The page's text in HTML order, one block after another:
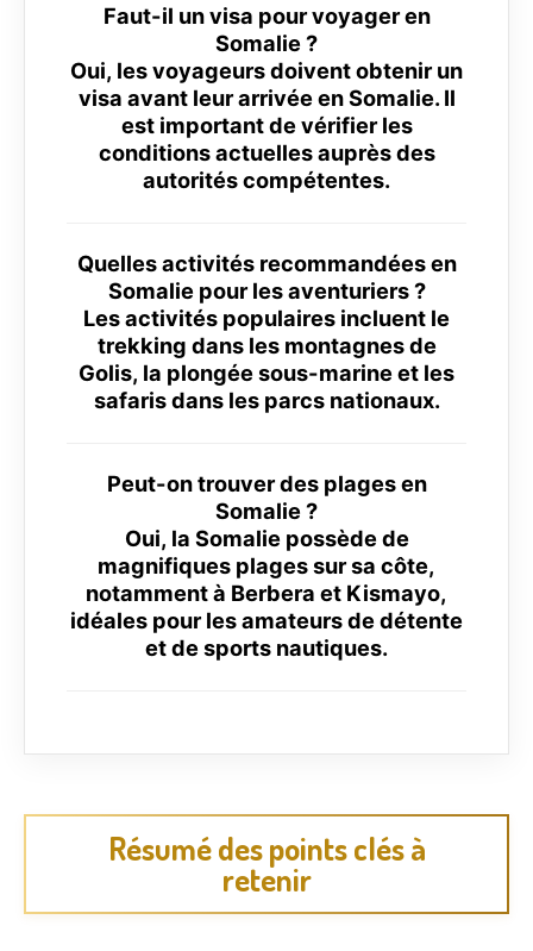
Faut-il un visa pour voyager en
Somalie ?
Oui, les voyageurs doivent obtenir un
visa avant leur arrivée en Somalie. Il
est important de vérifier les
conditions actuelles auprès des
autorités compétentes.
Quelles activités recommandées en
Somalie pour les aventuriers ?
Les activités populaires incluent le
trekking dans les montagnes de
Golis, la plongée sous-marine et les
safaris dans les parcs nationaux.
Peut-on trouver des plages en
Somalie ?
Oui, la Somalie possède de
magnifiques plages sur sa côte,
notamment à Berbera et Kismayo,
idéales pour les amateurs de détente
et de sports nautiques.
Résumé des points clés à
retenir